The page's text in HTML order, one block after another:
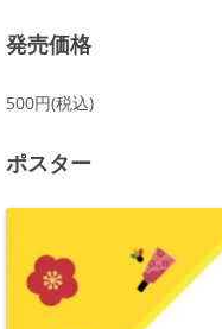
発売価格
500円(税込)
ポスター